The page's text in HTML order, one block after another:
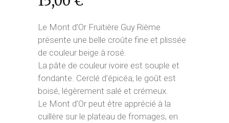
Le Mont d’Or Fruitière Guy Rième
présente une belle croûte fine et plissée
de couleur beige à rosé.
La pâte de couleur ivoire est souple et
fondante. Cerclé d’épicéa, le goût est
boisé, légèrement salé et crémeux.
Le Mont d’Or peut être apprécié à la
cuillère sur le plateau de fromages, en